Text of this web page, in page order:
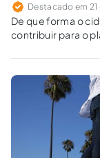
Destacado em 21
De que forma o
contribuir para o
urbanos e
atuação e/ou